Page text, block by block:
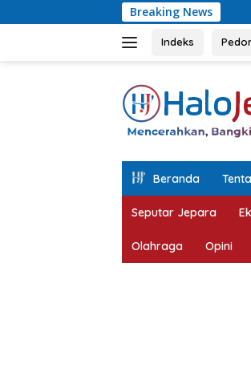
ke
Breaking News
Proyek Betonisasi
Indeks
Beranda
Seputar Jepara
Olahraga Opini